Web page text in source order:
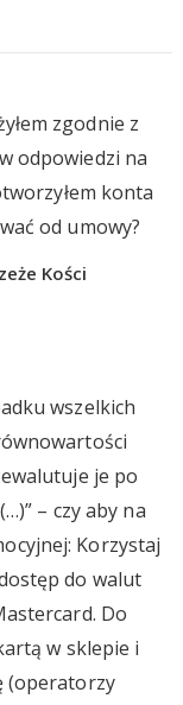
zgodnie z
odpowiedzi na
konta
od umowy?
Kości
wszelkich
je po
– czy aby na
Korzystaj
do walut
Do
w sklepie i
(operatorzy